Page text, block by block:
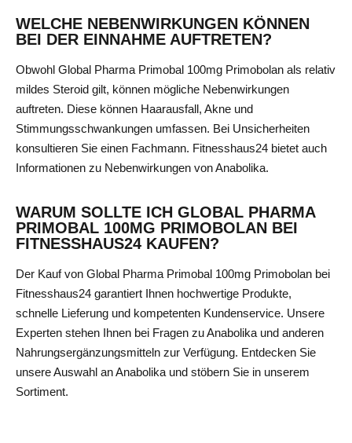
WELCHE NEBENWIRKUNGEN KÖNNEN
BEI DER EINNAHME AUFTRETEN?
Obwohl Global Pharma Primobal 100mg Primobolan als relativ
mildes Steroid gilt, können mögliche Nebenwirkungen
auftreten. Diese können Haarausfall, Akne und
Stimmungsschwankungen umfassen. Bei Unsicherheiten
konsultieren Sie einen Fachmann. Fitnesshaus24 bietet auch
Informationen zu Nebenwirkungen von Anabolika.
WARUM SOLLTE ICH GLOBAL PHARMA
PRIMOBAL 100MG PRIMOBOLAN BEI
FITNESSHAUS24 KAUFEN?
Der Kauf von Global Pharma Primobal 100mg Primobolan bei
Fitnesshaus24 garantiert Ihnen hochwertige Produkte,
schnelle Lieferung und kompetenten Kundenservice. Unsere
Experten stehen Ihnen bei Fragen zu Anabolika und anderen
Nahrungsergänzungsmitteln zur Verfügung. Entdecken Sie
unsere Auswahl anAnabolika und stöbern Sie in unserem
Sortiment.